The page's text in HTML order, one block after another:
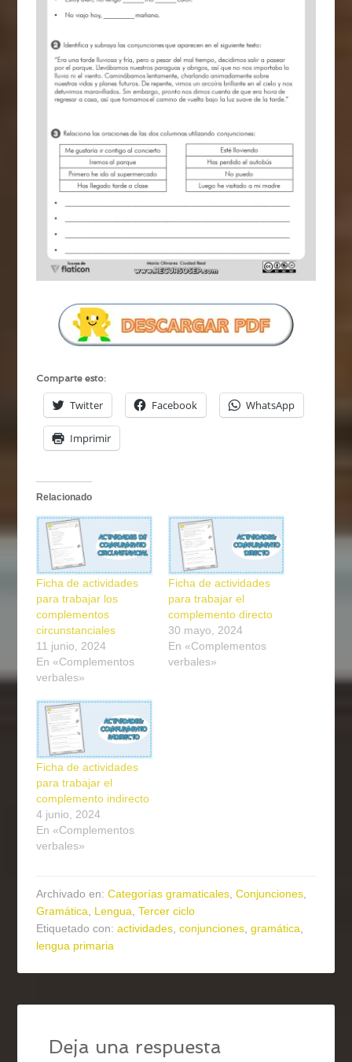
Comparte esto:
Twitter Facebook WhatsApp
Imprimir
Relacionado
Ficha de actividades
para trabajar los
complementos
circunstanciales
11 junio, 2024
En «Complementos
verbales»
Ficha de actividades
para trabajar el
complemento directo
30 mayo, 2024
En «Complementos
verbales»
Ficha de actividades
para trabajar el
complemento indirecto
4 junio, 2024
En «Complementos
verbales»
Archivado en:Categorías gramaticales,Conjunciones,
Gramática, Lengua,Tercer ciclo
Etiquetado con:actividades,conjunciones,gramática,
lengua primaria
Deja una respuesta